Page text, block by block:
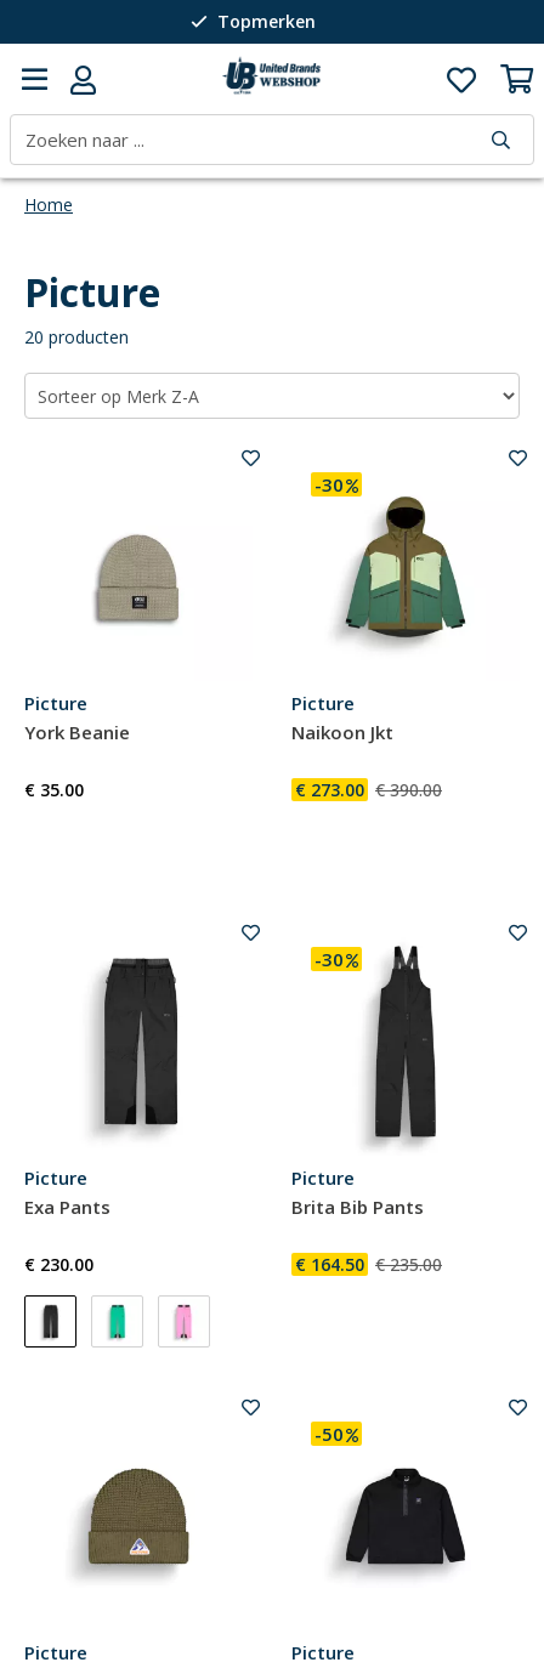
Topmerken
Passie voor wintersport
40 jaar expertise
Home
Picture
20 producten
Picture
York Beanie
€ 35.00
Picture
Naikoon Jkt
€ 273.00 € 390.00
-30
Picture
Exa Pants
€ 230.00
Picture
Brita Bib Pants
€ 164.50 € 235.00
-30
Picture
Picture
-50